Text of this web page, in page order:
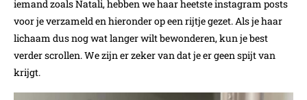
iemand zoals Natali, hebben we haar heetste instagram posts
voor je verzameld en hieronder op een rijtje gezet. Als je haar
lichaam dus nog wat langer wilt bewonderen, kun je best
verder scrollen. We zijn er zeker van dat je er geen spijt van
krijgt.